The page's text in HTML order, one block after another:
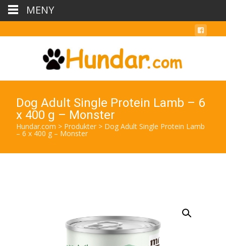
Dog Adult Single Protein Lamb – 6
x 400 g – Monster
Hundar.com > Produkter > Dog Adult Single Protein Lamb
– 6 x 400 g – Monster
MENY